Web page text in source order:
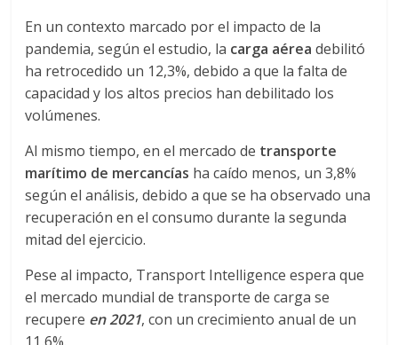
T
r
a
n
s
p
o
En un contexto marcado por el impacto de la
pandemia, según el estudio, la carga aérea debilitó
ha retrocedido un 12,3%, debido a que la falta de
capacidad y los altos precios han debilitado los
volúmenes.
Al mismo tiempo, en el mercado de transporte
marítimo de mercancías ha caído menos, un 3,8%
según el análisis, debido a que se ha observado una
recuperación en el consumo durante la segunda
mitad del ejercicio.
Pese al impacto, Transport Intelligence espera que
el mercado mundial de transporte de carga se
recupere en 2021, con un crecimiento anual de un